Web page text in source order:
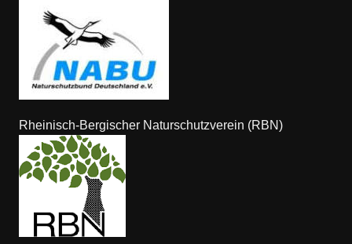
Rheinisch-Bergischer Naturschutzverein (RBN)